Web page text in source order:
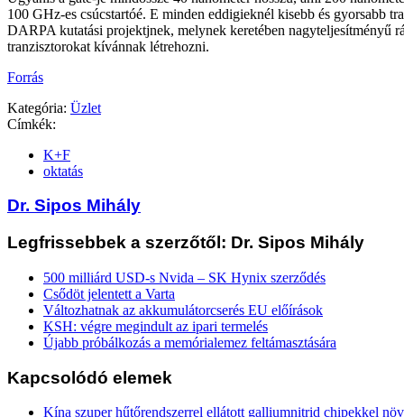
100 GHz-es csúcstartóé. E minden eddigieknél kisebb és gyorsabb
DARPA kutatási projektjnek, melynek keretében nagyteljesítményű
tranzisztorokat kívánnak létrehozni.
Forrás
Kategória: Üzlet
Címkék:
K+F
oktatás
Dr. Sipos Mihály
Legfrissebbek a szerzőtől: Dr. Sipos Mihály
500 milliárd USD-s Nvida – SK Hynix szerződés
Csődöt jelentett a Varta
Változhatnak az akkumulátorcserés EU előírások
KSH: végre megindult az ipari termelés
Újabb próbálkozás a memórialemez feltámasztására
Kapcsolódó elemek
Kína szuper hűtőrendszerrel ellátott galliumnitrid chipekkel